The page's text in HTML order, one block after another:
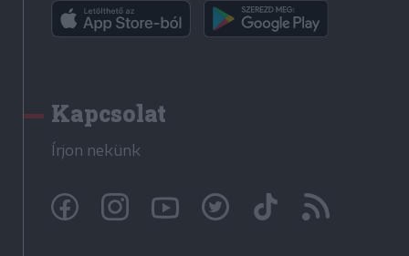
Kapcsolat
Írjon nekünk